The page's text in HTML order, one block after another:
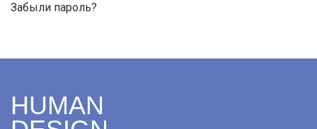
Забыли пароль?
HUMAN